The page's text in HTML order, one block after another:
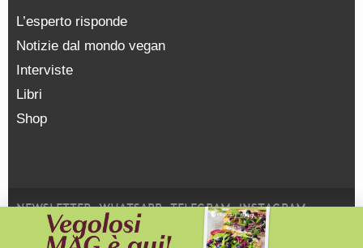
L’esperto risponde
Notizie dal mondo vegan
Interviste
Libri
Shop
NEWSLETTER WHATSAPP TELEGRAM INSTAGRAM
FACEBOOK YOUTUBE SOSTIENICI PRIVACY POLICY